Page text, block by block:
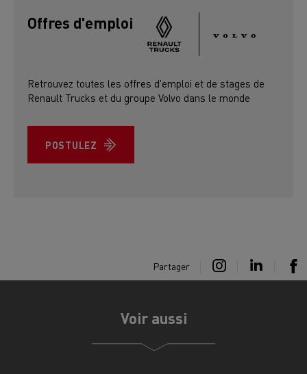
Offres d'emploi
Retrouvez toutes les offres d'emploi et de stages de
Renault Trucks et du groupe Volvo dans le monde
POSTULEZ
Partager
Voir aussi